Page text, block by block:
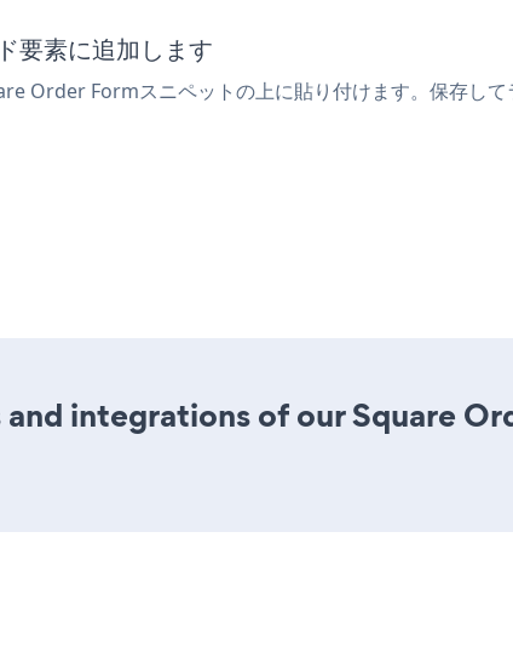
要素に追加します
Order Formスニペットの上に貼り付けます。保存し
integrations of our Square